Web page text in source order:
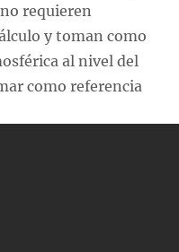
requieren
y toman como
al nivel del
como referencia